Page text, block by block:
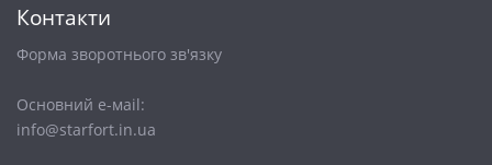
Контакти
Форма зворотнього зв'язку
Основний е-маіl:
info@starfort.in.ua